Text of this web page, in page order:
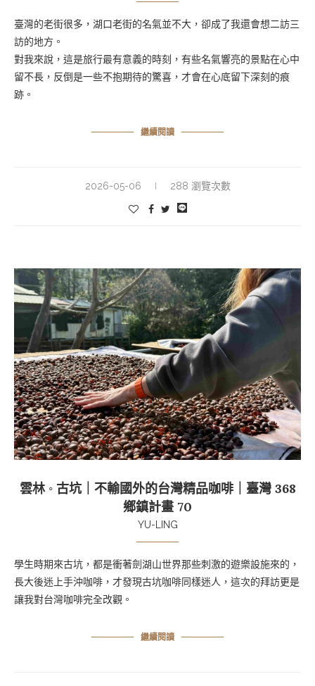
臺灣的老街很多，湖口老街的名氣並不大，卻成了我還會想二訪三
訪的地方。
對我來說，這是旅行最有意義的時刻，有些名氣響亮的景點在心中
留不長，反倒是一些不抱期待的驚喜，才會在心底留下深刻的痕
跡。
繼續閱讀
2026-05-06 288 瀏覽次數
雲林 ◦ 古坑｜不輸國外的台灣精品咖啡｜臺灣 368
鄉鎮計畫 70
YU-LING
學生時期來古坑，都是衝著劍湖山世界那些刺激的遊樂設施來的，
長大後迷上手沖咖啡，才發現古坑咖啡同樣迷人，這次的拜訪更是
讓我對台灣咖啡完全改觀。
繼續閱讀